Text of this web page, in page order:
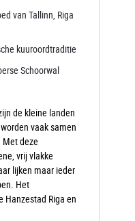
van Tallinn, Riga
kuuroordtraditie
Schoorwal
de kleine landen
vaak samen
deze
vrij vlakke
lijken maar ieder
Het
Hanzestad Riga en